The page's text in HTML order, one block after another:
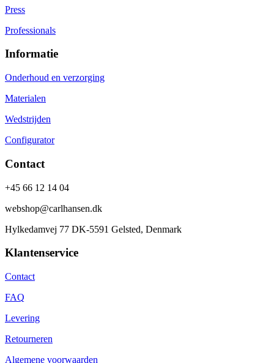
Press
Professionals
Informatie
Onderhoud en verzorging
Materialen
Wedstrijden
Configurator
Contact
+45 66 12 14 04
webshop@carlhansen.dk
Hylkedamvej 77 DK-5591 Gelsted, Denmark
Klantenservice
Contact
FAQ
Levering
Retourneren
Algemene voorwaarden